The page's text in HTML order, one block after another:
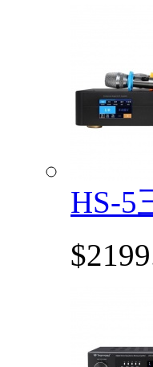
HS-5